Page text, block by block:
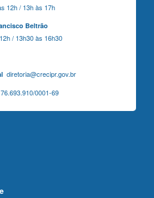
12h / 13h às 17h
Beltrão
/ 13h30 às 16h30
diretoria@crecipr.gov.br
0001-69